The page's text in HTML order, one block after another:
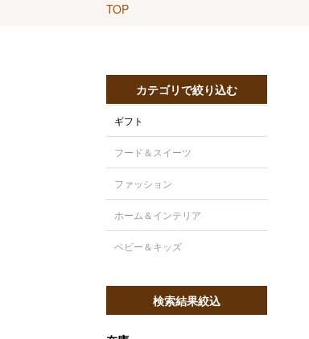
TOP
カテゴリで絞り込む
ギフト
フード＆スイーツ
ファッション
ホーム＆インテリア
ベビー＆キッズ
検索結果絞込